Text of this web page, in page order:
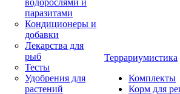
водорослями и
паразитами
Кондиционеры и
добавки
Лекарства для
рыб
Тесты
Удобрения для
растений
Террариумистика
Комплекты
Корм для